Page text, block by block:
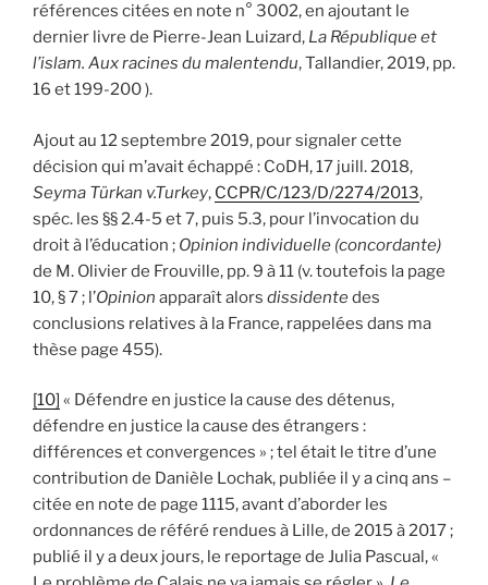
références citées en note n° 3002, en ajoutant le
dernier livre de Pierre-Jean Luizard, La République et
l’islam. Aux racines du malentendu, Tallandier, 2019, pp.
16 et 199-200 ).
Ajout au 12 septembre 2019, pour signaler cette
décision qui m’avait échappé : CoDH, 17 juill. 2018,
Seyma Türkan v.Turkey, CCPR/C/123/D/2274/2013,
spéc. les §§ 2.4-5 et 7, puis 5.3, pour l’invocation du
droit à l’éducation ; Opinion individuelle (concordante)
de M. Olivier de Frouville, pp. 9 à 11 (v. toutefois la page
10, § 7 ; l’Opinion apparaît alors dissidentedes
conclusions relatives à la France, rappelées dans ma
thèse page 455).
[10] « Défendre en justice la cause des détenus,
défendre en justice la cause des étrangers :
différences et convergences » ; tel était le titre d’une
contribution de Danièle Lochak, publiée il y a cinq ans –
citée en note de page 1115, avant d’aborder les
ordonnances de référé rendues à Lille, de 2015 à 2017 ;
publié il y a deux jours, le reportage de Julia Pascual, «